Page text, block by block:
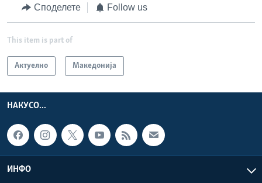
Споделете Follow us
This item is part of
Актуелно Македонија
НАКУСО...
ИНФО